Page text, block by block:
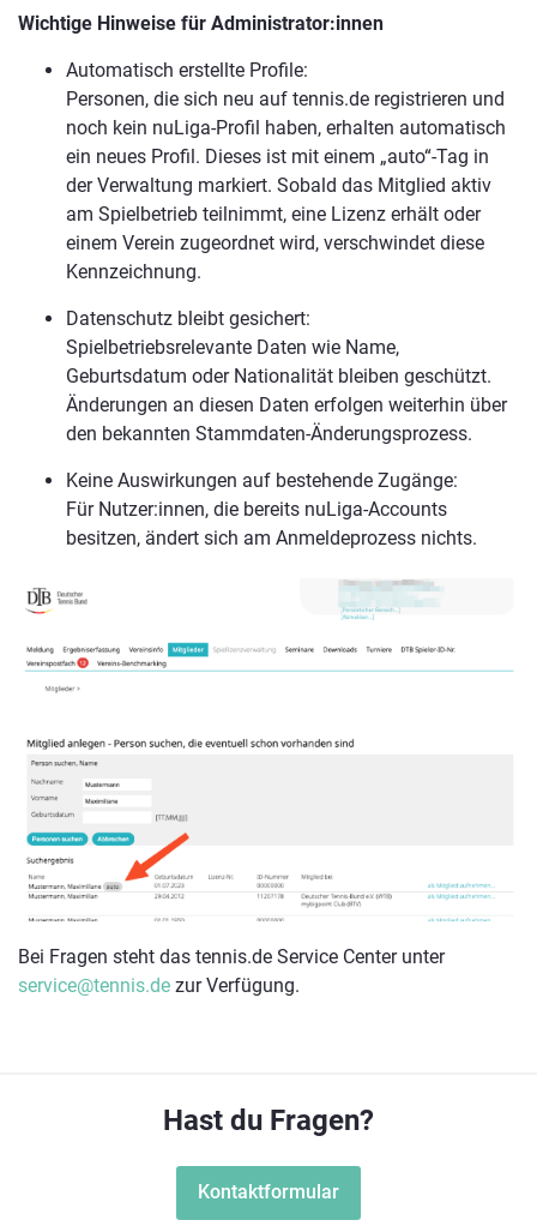
Wichtige Hinweise für Administrator:innen
Automatisch erstellte Profile:
Personen, die sich neu auf tennis.de registrieren und
noch kein nuLiga-Profil haben, erhalten automatisch
ein neues Profil. Dieses ist mit einem „auto“-Tag in
der Verwaltung markiert. Sobald das Mitglied aktiv
am Spielbetrieb teilnimmt, eine Lizenz erhält oder
einem Verein zugeordnet wird, verschwindet diese
Kennzeichnung.
Datenschutz bleibt gesichert:
Spielbetriebsrelevante Daten wie Name,
Geburtsdatum oder Nationalität bleiben geschützt.
Änderungen an diesen Daten erfolgen weiterhin über
den bekannten Stammdaten-Änderungsprozess.
Keine Auswirkungen auf bestehende Zugänge:
Für Nutzer:innen, die bereits nuLiga-Accounts
besitzen, ändert sich am Anmeldeprozess nichts.
Bei Fragen steht das tennis.de Service Center unter
service@tennis.de zur Verfügung.
Hast du Fragen?
Kontaktformular